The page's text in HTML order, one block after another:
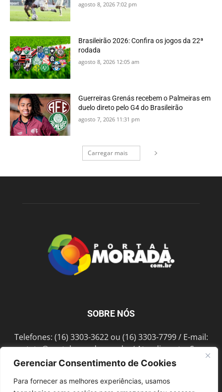
Gerenciar Consentimento de Cookies
Para fornecer as melhores experiências, usamos
agosto 8, 2026 7:02 pm
Brasileirão 2026: Confira os jogos da 22ª
rodada
agosto 8, 2026 12:05 am
Guerreiras Grenás recebem o Palmeiras em
duelo direto pelo G4 do Brasileirão
agosto 7, 2026 11:31 pm
Carregar mais
SOBRE NÓS
Telefones: (16) 3303-3622 ou (16) 3303-7799 / E-mail:
contato@portalmorada.com.br/ Atendimento: Seg a
Sex das 8h às 18h / Endereço: Av. Bento de Abreu, 889